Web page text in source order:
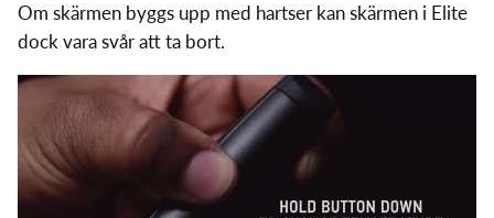
Om skärmen byggs upp med hartser kan skärmen i Elite
dock vara svår att ta bort.